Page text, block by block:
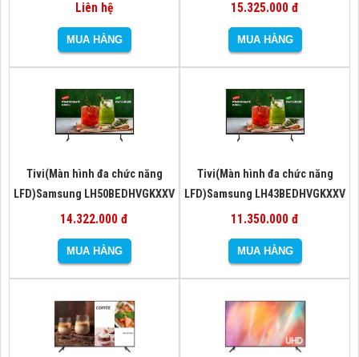
Liên hệ 15.325.000 đ
Tivi(Màn hình đa chức năng
LFD)Samsung LH50BEDHVGKXXV
14.322.000 đ
Tivi(Màn hình đa chức năng
LFD)Samsung LH43BEDHVGKXXV
11.350.000 đ